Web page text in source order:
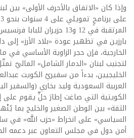
وإذا كان «الاتفاق بالأحرف الأولى» بين
المرتقبة في 12 و13 حزيران
بارزين في تظهير عودة «بلاد الأرز» إلى
الخارجية، فإن حجر الزاوية الأساسي في
لتجنيب لبنان «الدمار الشامل» الماليّ
الخليجيين، بدءاً من سفيريْ الكويت
العربية السعودية وليد بخاري (والسفير
الكويتية التي صاغت إطارَ حلٍّ يقوم على
الثقة» بين الوطن الصغير والخليج بما
السياسي» على انخراط «حزب الله» في
أمن دول في مجلس التعاون عبر دعمه